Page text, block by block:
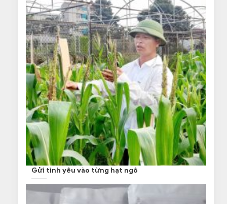
Gửi tình yêu vào từng hạt ngô